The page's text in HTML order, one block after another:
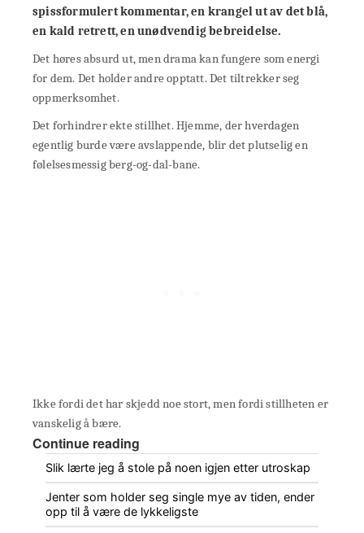
spissformulert kommentar,en krangel ut av det blå,
en kald retrett, en unødvendig bebreidelse.
Det høres absurd ut, men drama kan fungere som energi
for dem. Det holder andre opptatt. Det tiltrekker seg
oppmerksomhet.
Det forhindrer ekte stillhet. Hjemme, der hverdagen
egentlig burde være avslappende, blir det plutselig en
følelsesmessig berg-og-dal-bane.
Ikke fordi det har skjedd noe stort, men fordi stillheten er
vanskelig å bære.
Continue reading
Slik lærte jeg å stole på noen igjen etter utroskap
Jenter som holder seg single mye av tiden, ender
opp til å være de lykkeligste